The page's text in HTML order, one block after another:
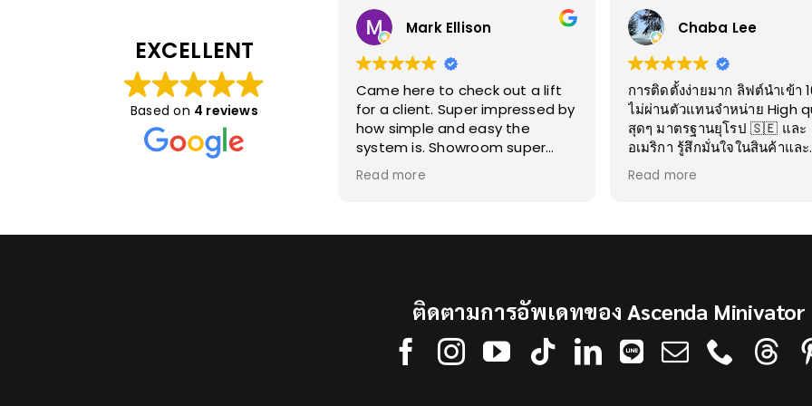
EXCELLENT
Based on 4 reviews
Mark Ellison
Came here to check out a lift
for a client. Super impressed by
how simple and easy the
system is. Showroom super
nice with THREE demos. Will
come again!
great experience visiting the
Ascenda Lift by Cibes
showroom to check out our
home lift solutions for your
Read more
Chaba Lee
การติดตั้งง่ายมาก ลิฟต์นำเข้า
ไม่ผ่านตัวแทนจำหน่าย High
สุดๆ มาตรฐานยุโรป 🇸🇪 และ
อเมริกา รู้สึกมั่นใจในสินค้าและ
บริการค่ะ
ชมเชยที่น่าประทับใจและให้กำลั
ทีมงานมากๆ นะคะ เราดีใจเป็นอ
ยิ่งที่คุณชบาประทับใจในหลายๆ
โดยเฉพาะเรื่อง การติดตั้งง่าย
Read more
ติดตามการอัพเดทของ Ascenda Minivator